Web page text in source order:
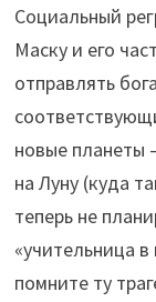
Социальный
Маску и его
отправлять
новые
на Луну (куда
теперь не
«учительница
помните ту